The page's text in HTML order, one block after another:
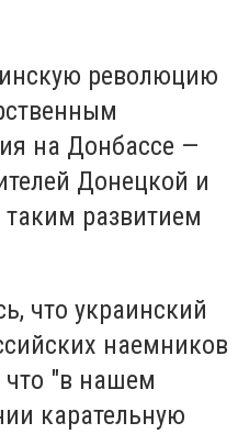
революцию
на Донбассе —
Донецкой и
таким развитием
что украинский
наемников
что "в нашем
карательную